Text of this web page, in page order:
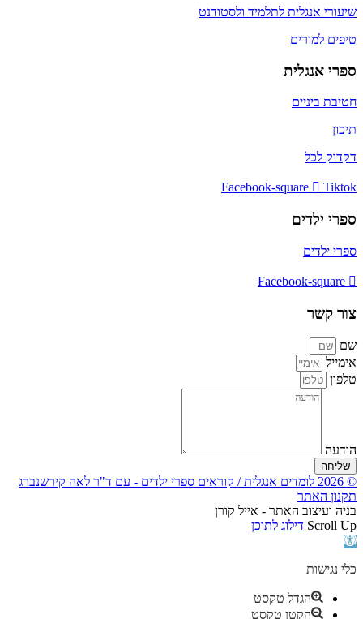
שיעורי אנגלית לתלמיד ולסטודנט
טיפים למורים
ספרי אנגלית
חטיבת ביניים
תיכון
דקדוק לכל
Facebook-square Tiktok
ספרי ילדים
ספרי ילדים
Facebook-square
צור קשר
שם
אימייל
טלפון
הודעה
שליחה
© 2026 לומדים אנגלית / קוראים ספרי ילדים - עם ד"ר לאה קירשנברג
תקנון האתר
בניה ועיצוב האתר - אייל קורן
Scroll Up דילוג לתוכן
פתח
נגישות
כלי נגישות
הגדל טקסט
הקטן טקסט